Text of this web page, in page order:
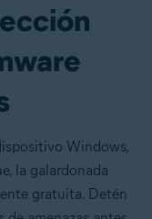
Windows,
la galardonada
gratuita. Detén